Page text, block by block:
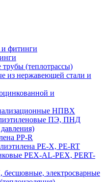
фитинги
(теплотрассы)
из нержавеющей стали и
и
НПВХ
ПЭ, ПНД
PP-R
PE-X, PE-RT
PEX-AL-PEX, PERT-
электросварные